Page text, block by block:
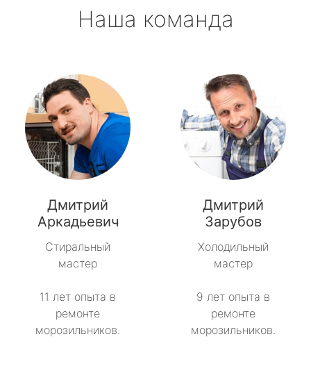
Наша команда
Дмитрий
Аркадьевич
Стиральный
мастер
11 лет опыта в
ремонте
морозильников.
Дмитрий
Зарубов
Холодильный
мастер
9 лет опыта в
ремонте
морозильников.